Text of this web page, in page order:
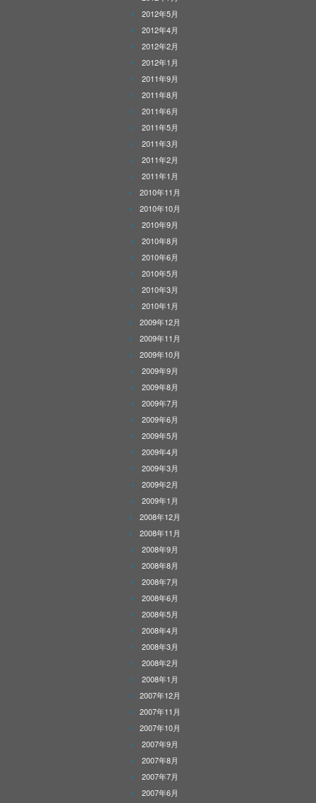
2012年5月
2012年4月
2012年2月
2012年1月
2011年9月
2011年8月
2011年6月
2011年5月
2011年3月
2011年2月
2011年1月
2010年11月
2010年10月
2010年9月
2010年8月
2010年6月
2010年5月
2010年3月
2010年1月
2009年12月
2009年11月
2009年10月
2009年9月
2009年8月
2009年7月
2009年6月
2009年5月
2009年4月
2009年3月
2009年2月
2009年1月
2008年12月
2008年11月
2008年9月
2008年8月
2008年7月
2008年6月
2008年5月
2008年4月
2008年3月
2008年2月
2008年1月
2007年12月
2007年11月
2007年10月
2007年9月
2007年8月
2007年7月
2007年6月